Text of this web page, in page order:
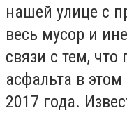
нашей улице с
весь мусор и
связи с тем, что
асфальта в
2017 года.